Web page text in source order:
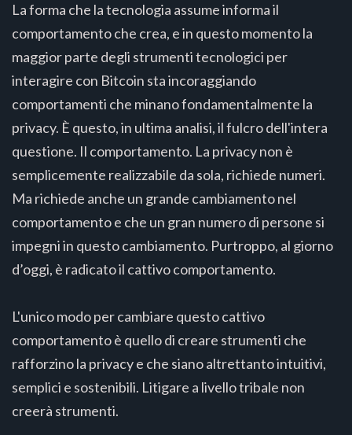
La forma che la tecnologia assume informa il
comportamento che crea, e in questo momento la
maggior parte degli strumenti tecnologici per
interagire con Bitcoin sta incoraggiando
comportamenti che minano fondamentalmente la
privacy. È questo, in ultima analisi, il fulcro dell'intera
questione. Il comportamento. La privacy non è
semplicemente realizzabile da sola, richiede numeri.
Ma richiede anche un grande cambiamento nel
comportamento e che un gran numero di persone si
impegni in questo cambiamento. Purtroppo, al giorno
d’oggi, è radicato il cattivo comportamento.
L'unico modo per cambiare questo cattivo
comportamento è quello di creare strumenti che
rafforzino la privacy e che siano altrettanto intuitivi,
semplici e sostenibili. Litigare a livello tribale non
creerà strumenti.